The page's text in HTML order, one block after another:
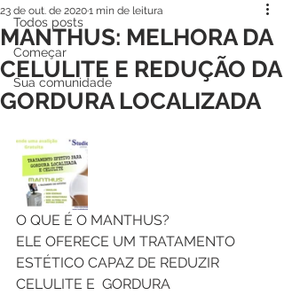
Todos posts
Começar
Sua comunidade
MANTHUS: MELHORA DA
CELULITE E REDUÇÃO DA
GORDURA LOCALIZADA
23 de out. de 20201 min de leitura
O QUE É O MANTHUS?
ELE OFERECE UM TRATAMENTO
ESTÉTICO CAPAZ DE REDUZIR
CELULITE E  GORDURA